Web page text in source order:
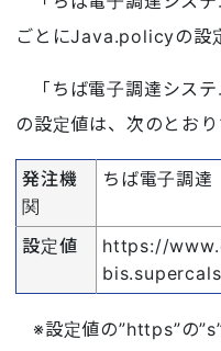
ごとにJava.policyの設
「ちば電子調達シス
の設定値は、次のとおり
発注機
関
ちば電子調達
設定値
https://
※設定値の”https”の